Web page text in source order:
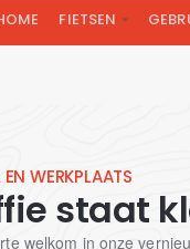
FIETSEN
WERKPLAATS
staat
welkom in onze